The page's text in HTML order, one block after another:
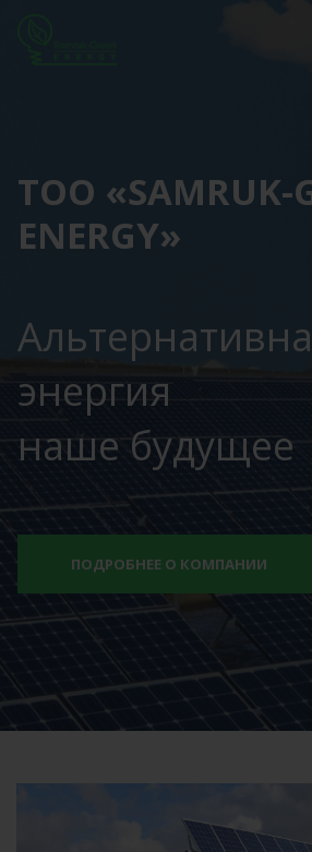
ТОО «SAMRUK-
ENERGY»
энергия
наше будущее
ПОДРОБНЕЕ О КОМПАНИИ